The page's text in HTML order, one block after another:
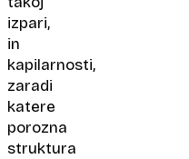
izpari,
in
kapilarnosti,
zaradi
katere
porozna
struktura